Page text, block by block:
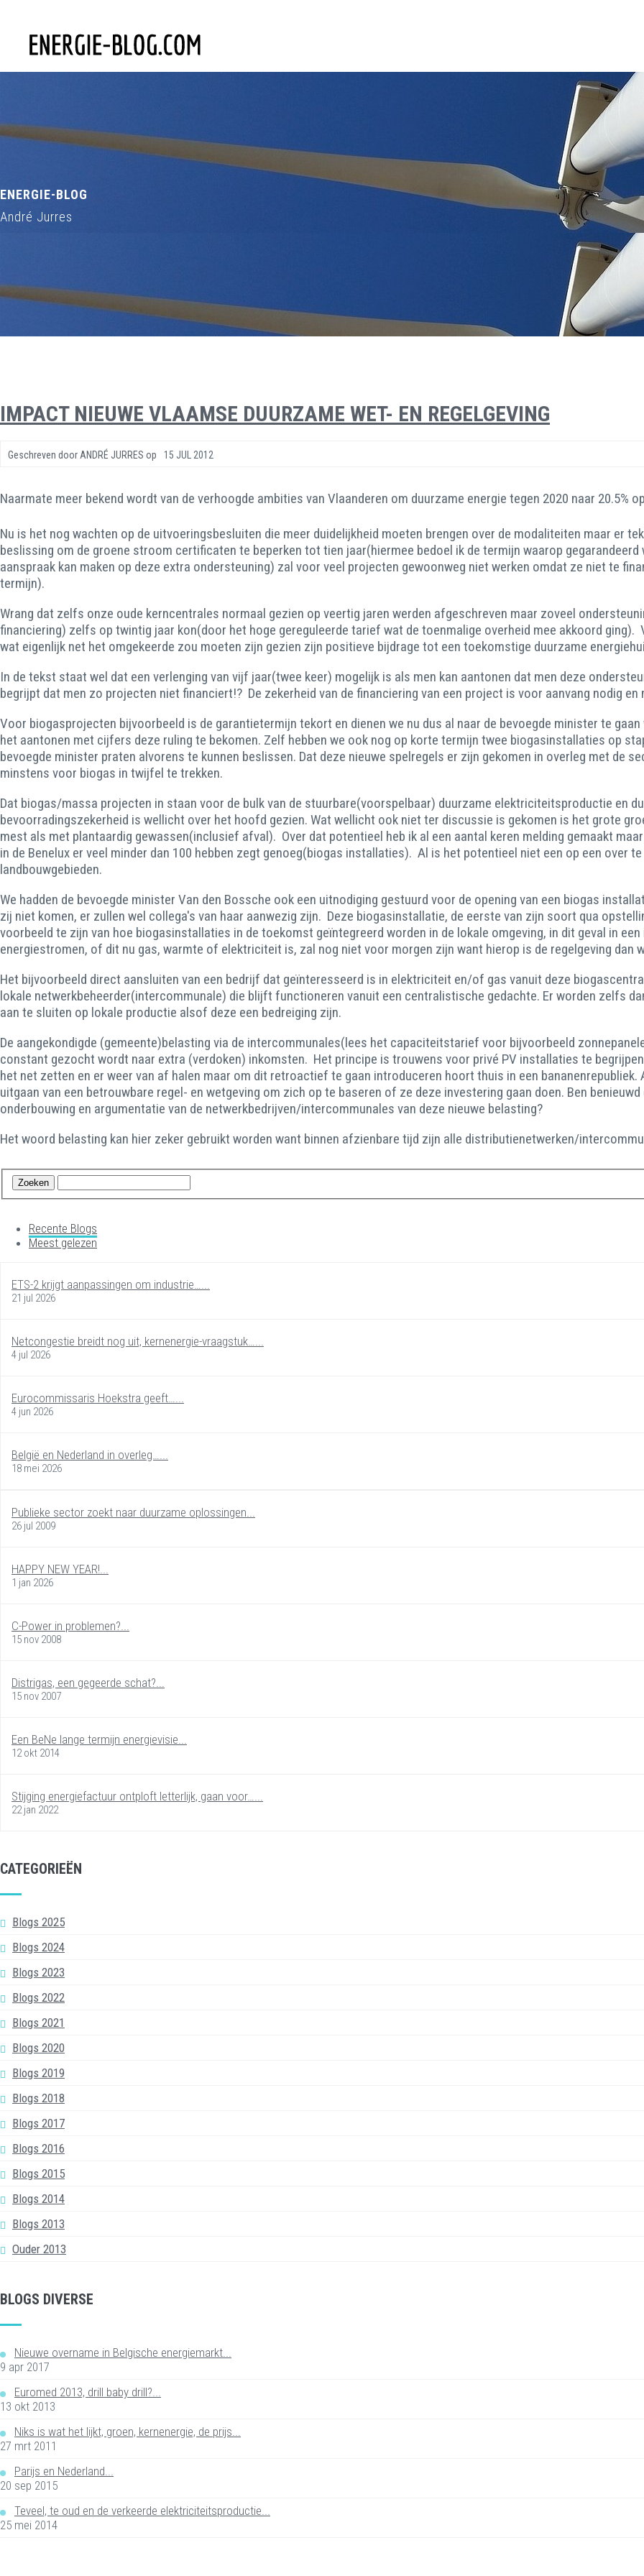
ENERGIE-BLOG
André Jurres
IMPACT NIEUWE VLAAMSE DUURZAME WET- EN REGELGEVING
Geschreven door ANDRÉ JURRES op 15 JUL 2012
Naarmate meer bekend wordt van de verhoogde ambities van Vlaanderen om duurzame energie tegen 2020 naar 20.5%
Nu is het nog wachten op de uitvoeringsbesluiten die meer duidelijkheid moeten brengen over de modaliteiten maar er
beslissing om de groene stroom certificaten te beperken tot tien jaar(hiermee bedoel ik de termijn waarop
aanspraak kan maken op deze extra ondersteuning) zal voor veel projecten gewoonweg niet werken omdat ze niet te
termijn).
Wrang dat zelfs onze oude kerncentrales normaal gezien op veertig jaren werden afgeschreven maar zoveel
financiering) zelfs op twintig jaar kon(door het hoge gereguleerde tarief wat de toenmalige overheid mee akkoord ging).
wat eigenlijk net het omgekeerde zou moeten zijn gezien zijn positieve bijdrage tot een toekomstige duurzame
In de tekst staat wel dat een verlenging van vijf jaar(twee keer) mogelijk is als men kan aantonen dat men deze
begrijpt dat men zo projecten niet financiert!? De zekerheid van de financiering van een project is voor aanvang nodig
Voor biogasprojecten bijvoorbeeld is de garantietermijn tekort en dienen we nu dus al naar de bevoegde minister te
het aantonen met cijfers deze ruling te bekomen. Zelf hebben we ook nog op korte termijn twee biogasinstallaties op
bevoegde minister praten alvorens te kunnen beslissen. Dat deze nieuwe spelregels er zijn gekomen in overleg met de
minstens voor biogas in twijfel te trekken.
Dat biogas/massa projecten in staan voor de bulk van de stuurbare(voorspelbaar) duurzame elektriciteitsproductie en
bevoorradingszekerheid is wellicht over het hoofd gezien. Wat wellicht ook niet ter discussie is gekomen is het grote
mest als met plantaardig gewassen(inclusief afval). Over dat potentieel heb ik al een aantal keren melding gemaakt
in de Benelux er veel minder dan 100 hebben zegt genoeg(biogas installaties). Al is het potentieel niet een op een over
landbouwgebieden.
We hadden de bevoegde minister Van den Bossche ook een uitnodiging gestuurd voor de opening van een biogas
zij niet komen, er zullen wel collega's van haar aanwezig zijn. Deze biogasinstallatie, de eerste van zijn soort qua
voorbeeld te zijn van hoe biogasinstallaties in de toekomst geïntegreerd worden in de lokale omgeving, in dit geval in
energiestromen, of dit nu gas, warmte of elektriciteit is, zal nog niet voor morgen zijn want hierop is de regelgeving dan
Het bijvoorbeeld direct aansluiten van een bedrijf dat geïnteresseerd is in elektriciteit en/of gas vanuit deze
lokale netwerkbeheerder(intercommunale) die blijft functioneren vanuit een centralistische gedachte. Er worden zelfs
aan te sluiten op lokale productie alsof deze een bedreiging zijn.
De aangekondigde (gemeente)belasting via de intercommunales(lees het capaciteitstarief voor bijvoorbeeld
constant gezocht wordt naar extra (verdoken) inkomsten. Het principe is trouwens voor privé PV installaties te
het net zetten en er weer van af halen maar om dit retroactief te gaan introduceren hoort thuis in een
uitgaan van een betrouwbare regel- en wetgeving om zich op te baseren of ze deze investering gaan doen. Ben
onderbouwing en argumentatie van de netwerkbedrijven/intercommunales van deze nieuwe belasting?
Het woord belasting kan hier zeker gebruikt worden want binnen afzienbare tijd zijn alle distributienetwerken/
Recente Blogs
Meest gelezen
ETS-2 krijgt aanpassingen om industrie…...
21 jul 2026
Netcongestie breidt nog uit, kernenergie-vraagstuk…...
4 jul 2026
Eurocommissaris Hoekstra geeft…...
4 jun 2026
België en Nederland in overleg…...
18 mei 2026
Publieke sector zoekt naar duurzame oplossingen...
26 jul 2009
HAPPY NEW YEAR!...
1 jan 2026
C-Power in problemen?...
15 nov 2008
Distrigas, een gegeerde schat?...
15 nov 2007
Een BeNe lange termijn energievisie...
12 okt 2014
Stijging energiefactuur ontploft letterlijk, gaan voor…...
22 jan 2022
CATEGORIEËN
Blogs 2025
Blogs 2024
Blogs 2023
Blogs 2022
Blogs 2021
Blogs 2020
Blogs 2019
Blogs 2018
Blogs 2017
Blogs 2016
Blogs 2015
Blogs 2014
Blogs 2013
Ouder 2013
BLOGS DIVERSE
Nieuwe overname in Belgische energiemarkt...
9 apr 2017
Euromed 2013, drill baby drill?...
13 okt 2013
Niks is wat het lijkt, groen, kernenergie, de prijs...
27 mrt 2011
Parijs en Nederland...
20 sep 2015
Teveel, te oud en de verkeerde elektriciteitsproductie...
25 mei 2014